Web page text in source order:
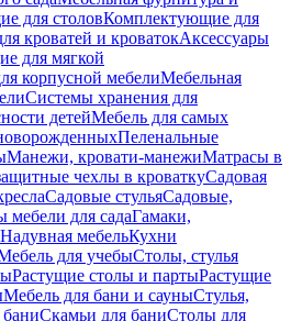
для столовКомплектующие для
кроватей и кроватокАксессуары
для мягкой
корпусной мебелиМебельная
Системы хранения для
детейМебель для самых
Пеленальные
Манежи, кровати-манежиМатрасы в
чехлы в кроваткуСадовая
Садовые стульяСадовые,
мебели для садаГамаки,
Надувная мебельКухни
для учебыСтолы, стулья
Растущие столы и партыРастущие
Мебель для бани и сауныСтулья,
баниСкамьи для баниСтолы для